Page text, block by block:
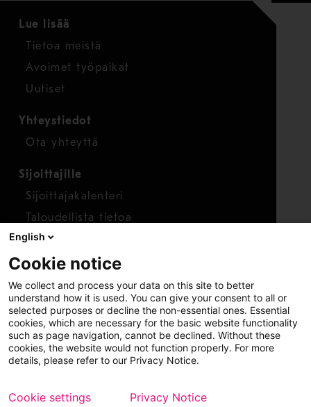
Lue lisää
Tietoa meistä
Avoimet työpaikat
Uutiset
Yhteystiedot
Ota yhteyttä
Sijoittajille
Sijoittajakalenteri
Taloudellista tietoa
Osakkeet
Raportoi huolenaihe
Whistleblower-työkalu
Copyright © 2026 Metso Sivukartta
English
Cookie notice
We collect and process your data on this site to better
understand how it is used. You can give your consent to all or
selected purposes or decline the non-essential ones. Essential
cookies, which are necessary for the basic website functionality
such as page navigation, cannot be declined. Without these
cookies, the website would not function properly. For more
details, please refer to our Privacy Notice.
Cookie settings Privacy Notice